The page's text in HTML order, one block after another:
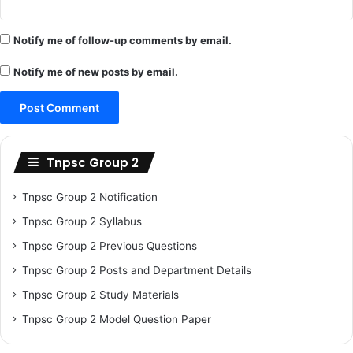
Notify me of follow-up comments by email.
Notify me of new posts by email.
Tnpsc Group 2
Tnpsc Group 2 Notification
Tnpsc Group 2 Syllabus
Tnpsc Group 2 Previous Questions
Tnpsc Group 2 Posts and Department Details
Tnpsc Group 2 Study Materials
Tnpsc Group 2 Model Question Paper